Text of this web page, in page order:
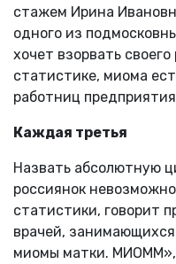
стажем Ирина
одного из
хочет взорвать
статистике, миома
работниц
Каждая третья
Назвать абсолютную
россиянок
статистики, говорит
врачей,
миомы матки. МИОММ»,